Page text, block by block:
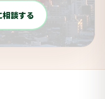
談する